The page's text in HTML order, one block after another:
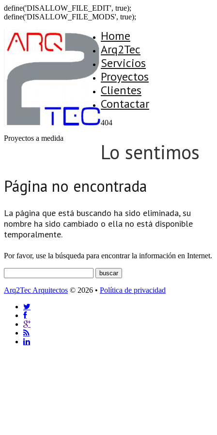
define('DISALLOW_FILE_EDIT', true);
define('DISALLOW_FILE_MODS', true);
Proyectos a medida
Home
Arq2Tec
Servicios
Proyectos
Clientes
Contactar
404
Lo sentimos
Página no encontrada
La página que está buscando ha sido eliminada, su
nombre ha sido cambiado o ella no está disponible
temporalmente.
Por favor, use la búsqueda para encontrar la información en Internet.
Arq2Tec Arquitectos © 2026 • Política de privacidad